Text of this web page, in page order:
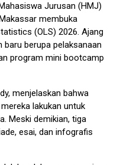
Jurusan (HMJ)
membuka
(OLS) 2026. Ajang
baru berupa pelaksanaan
program mini bootcamp
menjelaskan bahwa
lakukan untuk
Meski demikian, tiga
esai, dan infografis